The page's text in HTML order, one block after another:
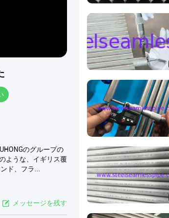
のグループの
ような、イギリス覆
ド、フラ...
メッセージを残す